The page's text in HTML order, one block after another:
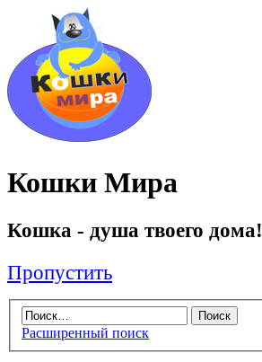
Кошки Мира
Кошка - душа твоего дома!
Пропустить
Расширенный поиск